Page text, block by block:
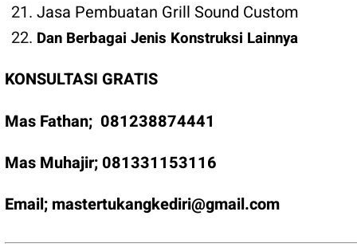
Jasa Pembuatan Grill Sound Custom
Dan Berbagai Jenis Konstruksi Lainnya
KONSULTASI GRATIS
Mas Fathan; 081238874441
Mas Muhajir; 081331153116
Email; mastertukangkediri@gmail.com